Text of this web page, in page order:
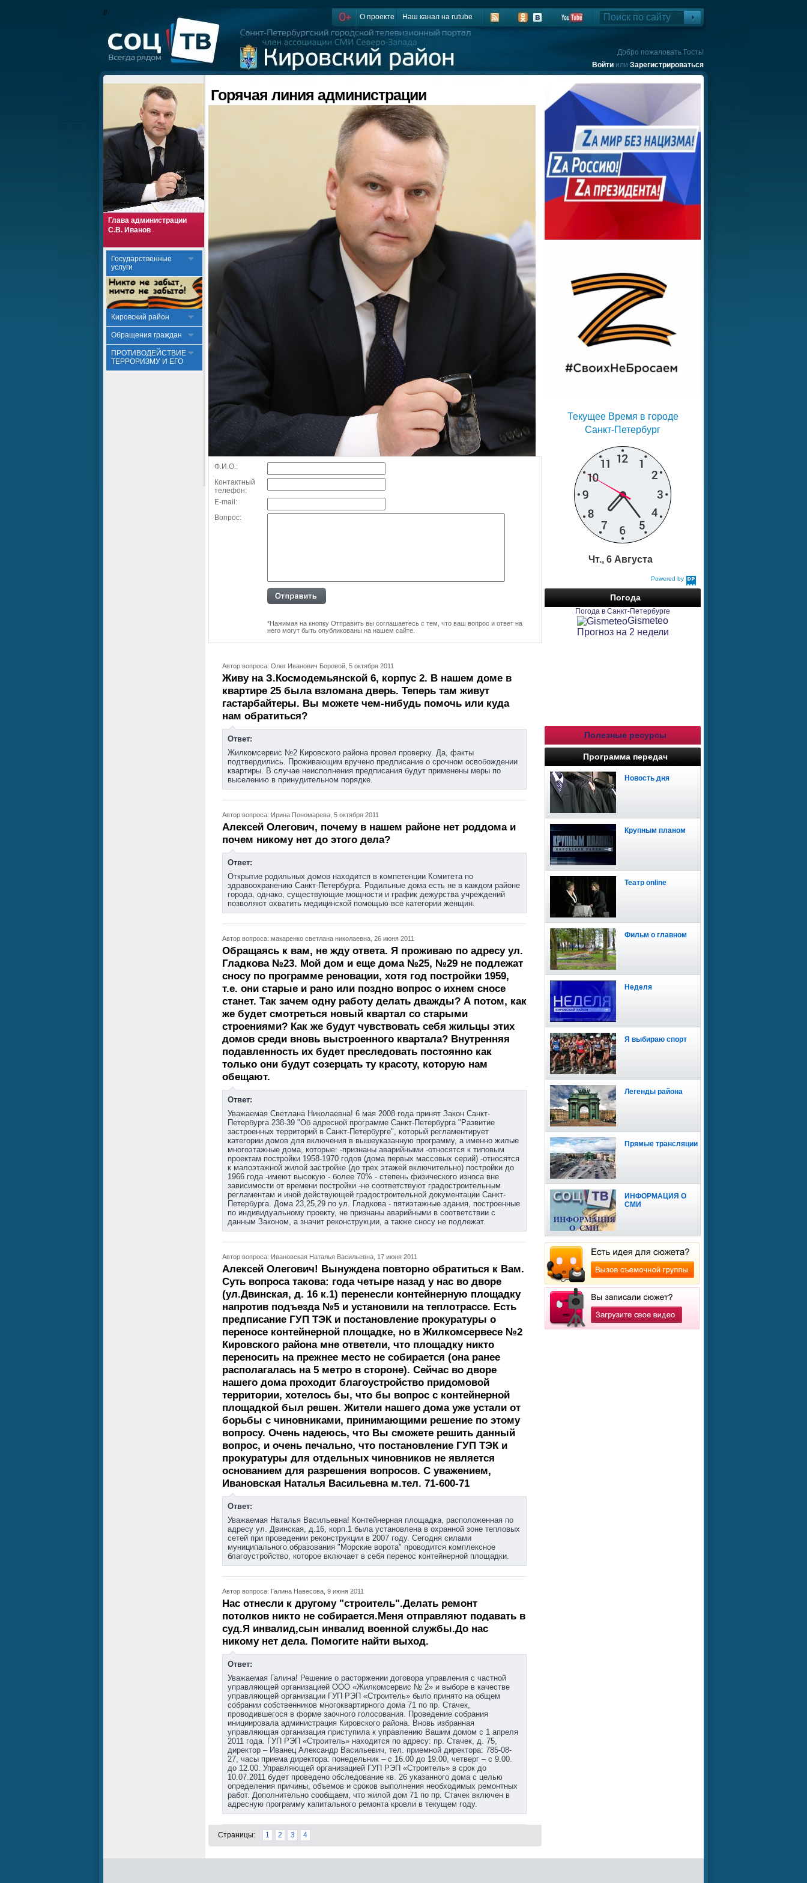
О проекте Наш канал на rutube
//
Добро пожаловать Гость!
Войти или Зарегистрироваться
Глава администрации
С.В. Иванов
Государственные
услуги
Кировский район
Обращения граждан
ПРОТИВОДЕЙСТВИЕ
ТЕРРОРИЗМУ И ЕГО
Горячая линия администрации
Ф.И.О.:
Контактный
телефон:
E-mail:
Вопрос:
*Нажимая на кнопку Отправить вы соглашаетесь с тем, что ваш вопрос и ответ на
него могут быть опубликованы на нашем сайте.
Автор вопроса: Олег Иванович Боровой, 5 октября 2011
Живу на З.Космодемьянской 6, корпус 2. В нашем доме в
квартире 25 была взломана дверь. Теперь там живут
гастарбайтеры. Вы можете чем-нибудь помочь или куда
нам обратиться?
Ответ:
Жилкомсервис №2 Кировского района провел проверку. Да, факты
подтвердились. Проживающим вручено предписание о срочном освобождении
квартиры. В случае неисполнения предписания будут применены меры по
выселению в принудительном порядке.
Автор вопроса: Ирина Пономарева, 5 октября 2011
Алексей Олегович, почему в нашем районе нет роддома и
почем никому нет до этого дела?
Ответ:
Открытие родильных домов находится в компетенции Комитета по
здравоохранению Санкт-Петербурга. Родильные дома есть не в каждом районе
города, однако, существующие мощности и график дежурства учреждений
позволяют охватить медицинской помощью все категории женщин.
Автор вопроса: макаренко светлана николаевна, 26 июня 2011
Обращаясь к вам, не жду ответа. Я проживаю по адресу ул.
Гладкова №23. Мой дом и еще дома №25, №29 не подлежат
сносу по программе реновации, хотя год постройки 1959,
т.е. они старые и рано или поздно вопрос о ихнем сносе
станет. Так зачем одну работу делать дважды? А потом, как
же будет смотреться новый квартал со старыми
строениями? Как же будут чувствовать себя жильцы этих
домов среди вновь выстроенного квартала? Внутренняя
подавленность их будет преследовать постоянно как
только они будут созерцать ту красоту, которую нам
обещают.
Ответ:
Уважаемая Светлана Николаевна! 6 мая 2008 года принят Закон Санкт-
Петербурга 238-39 "Об адресной программе Санкт-Петербурга "Развитие
застроенных территорий в Санкт-Петербурге", который регламентирует
категории домов для включения в вышеуказанную программу, а именно жилые
многоэтажные дома, которые: -признаны аварийными -относятся к типовым
проектам постройки 1958-1970 годов (дома первых массовых серий) -относятся
к малоэтажной жилой застройке (до трех этажей включительно) постройки до
1966 года -имеют высокую - более 70% - степень физического износа вне
зависимости от времени постройки -не соответствуют градостроительным
регламентам и иной действующей градостроительной документации Санкт-
Петербурга. Дома 23,25,29 по ул. Гладкова - пятиэтажные здания, построенные
по индивидуальному проекту, не признаны аварийными в соответствии с
данным Законом, а значит реконструкции, а также сносу не подлежат.
Автор вопроса: Ивановская Наталья Васильевна, 17 июня 2011
Алексей Олегович! Вынуждена повторно обратиться к Вам.
Суть вопроса такова: года четыре назад у нас во дворе
(ул.Двинская, д. 16 к.1) перенесли контейнерную площадку
напротив подъезда №5 и установили на теплотрассе. Есть
предписание ГУП ТЭК и постановление прокуратуры о
переносе контейнерной площадке, но в Жилкомсервесе №2
Кировского района мне ответели, что площадку никто
переносить на прежнее место не собирается (она ранее
располагалась на 5 метро в стороне). Сейчас во дворе
нашего дома проходит благоустройство придомовой
территории, хотелось бы, что бы вопрос с контейнерной
площадкой был решен. Жители нашего дома уже устали от
борьбы с чиновниками, принимающими решение по этому
вопросу. Очень надеюсь, что Вы сможете решить данный
вопрос, и очень печально, что постановление ГУП ТЭК и
прокуратуры для отдельных чиновников не является
основанием для разрешения вопросов. С уважением,
Ивановская Наталья Васильевна м.тел. 71-600-71
Ответ:
Уважаемая Наталья Васильевна! Контейнерная площадка, расположенная по
адресу ул. Двинская, д.16, корп.1 была установлена в охранной зоне тепловых
сетей при проведении реконструкции в 2007 году. Сегодня силами
муниципального образования "Морские ворота" проводится комплексное
благоустройство, которое включает в себя перенос контейнерной площадки.
Автор вопроса: Галина Навесова, 9 июня 2011
Нас отнесли к другому "строитель".Делать ремонт
потолков никто не собирается.Меня отправляют подавать в
суд.Я инвалид,сын инвалид военной службы.До нас
никому нет дела. Помогите найти выход.
Ответ:
Уважаемая Галина! Решение о расторжении договора управления с частной
управляющей организацией ООО «Жилкомсервис № 2» и выборе в качестве
управляющей организации ГУП РЭП «Строитель» было принято на общем
собрании собственников многоквартирного дома 71 по пр. Стачек,
проводившегося в форме заочного голосования. Проведение собрания
инициировала администрация Кировского района. Вновь избранная
управляющая организация приступила к управлению Вашим домом с 1 апреля
2011 года. ГУП РЭП «Строитель» находится по адресу: пр. Стачек, д. 75,
директор – Иванец Александр Васильевич, тел. приемной директора: 785-08-
27, часы приема директора: понедельник – с 16.00 до 19.00, четверг – с 9.00.
до 12.00. Управляющей организацией ГУП РЭП «Строитель» в срок до
10.07.2011 будет проведено обследование кв. 26 указанного дома с целью
определения причины, объемов и сроков выполнения необходимых ремонтных
работ. Дополнительно сообщаем, что жилой дом 71 по пр. Стачек включен в
адресную программу капитального ремонта кровли в текущем году.
Страницы: 1 2 3 4
Powered by
DaysPedia.com
Текущее Время в городе
Санкт-Петербург
Чт., 6 Августа
Погода
Погода в Санкт-Петербурге
Gismeteo
Прогноз на 2 недели
Полезные ресурсы
Программа передач
Новость дня
Крупным планом
Театр online
Фильм о главном
Неделя
Я выбираю спорт
Легенды района
Прямые трансляции
ИНФОРМАЦИЯ О
СМИ
Сайт доступен для
мобильных устройств